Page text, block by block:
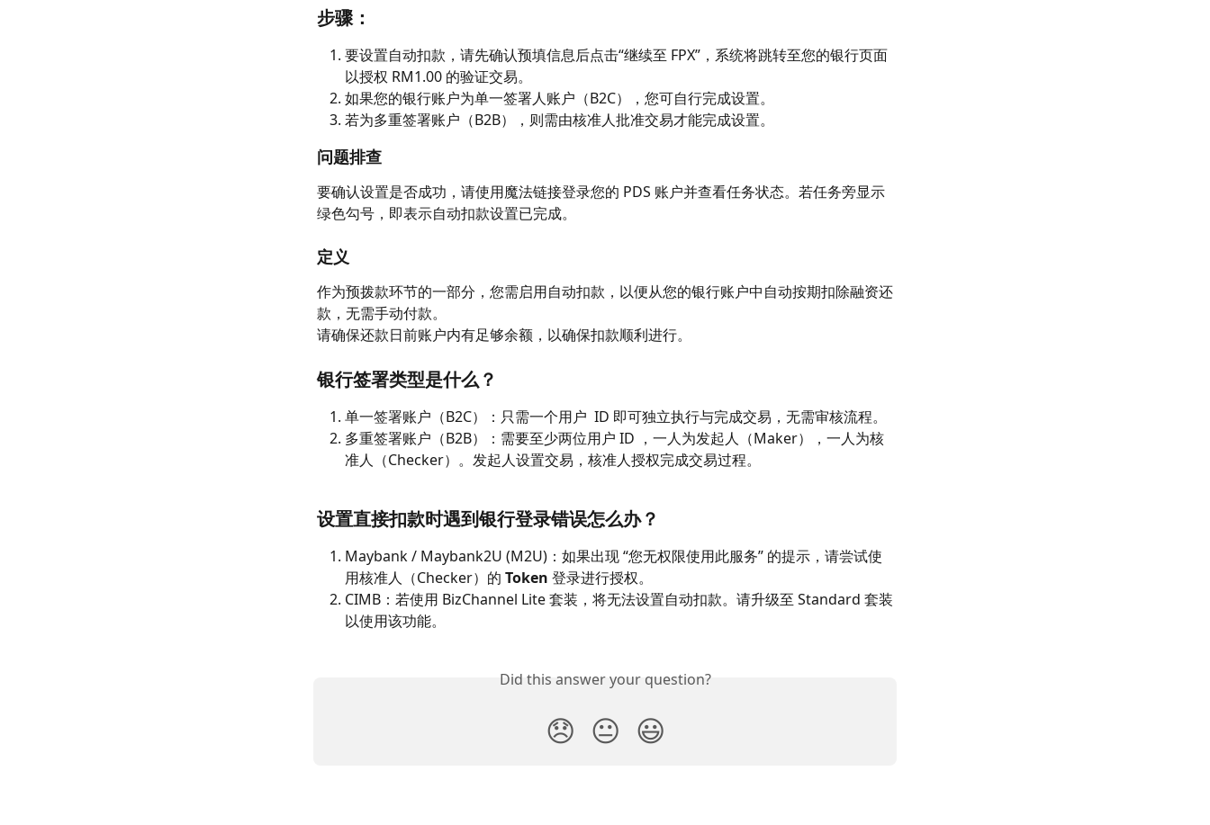
步骤：
要设置自动扣款，请先确认预填信息后点击“继续至 FPX”，系统将跳转至您的银行页面
以授权 RM1.00 的验证交易。
如果您的银行账户为单一签署人账户（B2C），您可自行完成设置。
若为多重签署账户（B2B），则需由核准人批准交易才能完成设置。
问题排查
要确认设置是否成功，请使用魔法链接登录您的 PDS 账户并查看任务状态。若任务旁显示
绿色勾号，即表示自动扣款设置已完成。
定义
作为预拨款环节的一部分，您需启用自动扣款，以便从您的银行账户中自动按期扣除融资还
款，无需手动付款。
请确保还款日前账户内有足够余额，以确保扣款顺利进行。
银行签署类型是什么？
单一签署账户（B2C）：只需一个用户  ID 即可独立执行与完成交易，无需审核流程。
多重签署账户（B2B）：需要至少两位用户 ID ，一人为发起人（Maker），一人为核
准人（Checker）。发起人设置交易，核准人授权完成交易过程。
设置直接扣款时遇到银行登录错误怎么办？
Maybank / Maybank2U (M2U)：如果出现 “您无权限使用此服务” 的提示，请尝试使
用核准人（Checker）的 Token 登录进行授权。
CIMB：若使用 BizChannel Lite 套装，将无法设置自动扣款。请升级至 Standard 套装
以使用该功能。
Did this answer your question?
😞 😐 😃